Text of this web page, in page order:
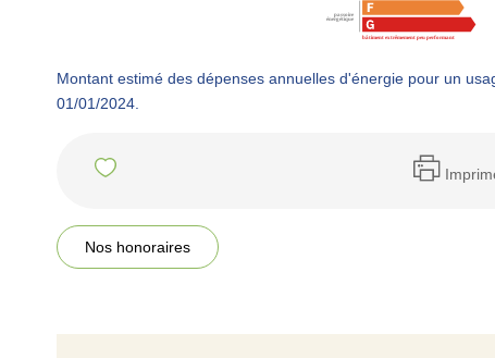
Montant estimé des dépenses annuelles d'énergie pour un
01/01/2024.
Nos honoraires